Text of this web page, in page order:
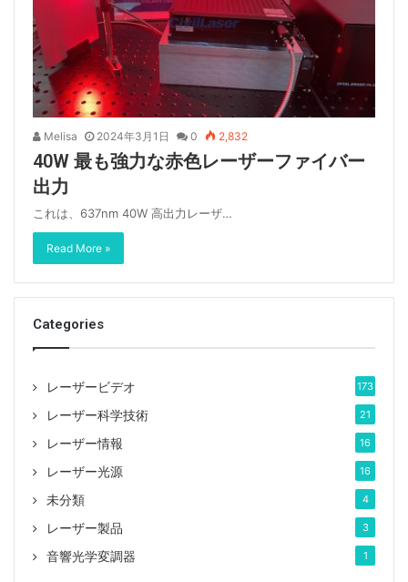
Melisa 2024年3月1日 0 2,832
40W 最も強力な赤色レーザーファイバー
出力
これは、637nm 40W 高出力レーザ…
Read More »
Categories
レーザービデオ 173
レーザー科学技術 21
レーザー情報 16
レーザー光源 16
未分類 4
レーザー製品 3
音響光学変調器 1